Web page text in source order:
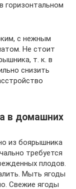
горизонтальном
с нежным
Не стоит
т. к. в
снизить
в домашних
из боярышника
требуется
плодов.
Мыть ягоды
Свежие ягоды